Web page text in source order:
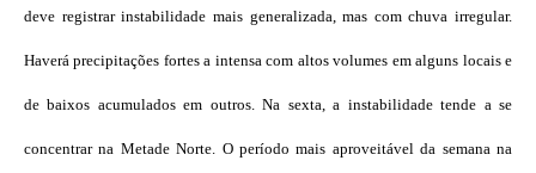
deve registrar instabilidade mais generalizada, mas com chuva irregular.
Haverá precipitações fortes a intensa com altos volumes em alguns locais e
de baixos acumulados em outros. Na sexta, a instabilidade tende a se
concentrar na Metade Norte. O período mais aproveitável da semana na